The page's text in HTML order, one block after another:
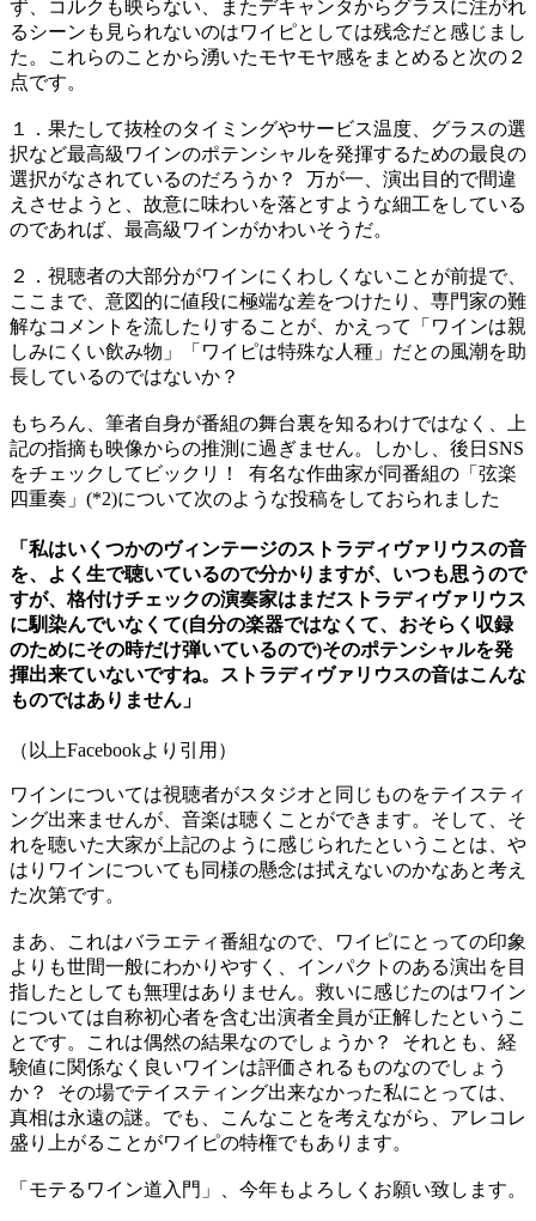
ず、コルクも映らない、またデキャンタからグラスに注がれ
るシーンも見られないのはワイピとしては残念だと感じまし
た。これらのことから湧いたモヤモヤ感をまとめると次の２
点です。
１．果たして抜栓のタイミングやサービス温度、グラスの選
択など最高級ワインのポテンシャルを発揮するための最良の
選択がなされているのだろうか？ 万が一、演出目的で間違
えさせようと、故意に味わいを落とすような細工をしている
のであれば、最高級ワインがかわいそうだ。
２．視聴者の大部分がワインにくわしくないことが前提で、
ここまで、意図的に値段に極端な差をつけたり、専門家の難
解なコメントを流したりすることが、かえって「ワインは親
しみにくい飲み物」「ワイピは特殊な人種」だとの風潮を助
長しているのではないか？
もちろん、筆者自身が番組の舞台裏を知るわけではなく、上
記の指摘も映像からの推測に過ぎません。しかし、後日SNS
をチェックしてビックリ！ 有名な作曲家が同番組の「弦楽
四重奏」(*2)について次のような投稿をしておられました
「私はいくつかのヴィンテージのストラディヴァリウスの音
を、よく生で聴いているので分かりますが、いつも思うので
すが、格付けチェックの演奏家はまだストラディヴァリウス
に馴染んでいなくて(自分の楽器ではなくて、おそらく収録
のためにその時だけ弾いているので)そのポテンシャルを発
揮出来ていないですね。ストラディヴァリウスの音はこんな
ものではありません」
（以上Facebookより引用）
ワインについては視聴者がスタジオと同じものをテイスティ
ング出来ませんが、音楽は聴くことができます。そして、そ
れを聴いた大家が上記のように感じられたということは、や
はりワインについても同様の懸念は拭えないのかなあと考え
た次第です。
まあ、これはバラエティ番組なので、ワイピにとっての印象
よりも世間一般にわかりやすく、インパクトのある演出を目
指したとしても無理はありません。救いに感じたのはワイン
については自称初心者を含む出演者全員が正解したというこ
とです。これは偶然の結果なのでしょうか？ それとも、経
験値に関係なく良いワインは評価されるものなのでしょう
か？ その場でテイスティング出来なかった私にとっては、
真相は永遠の謎。でも、こんなことを考えながら、アレコレ
盛り上がることがワイピの特権でもあります。
「モテるワイン道入門」、今年もよろしくお願い致します。